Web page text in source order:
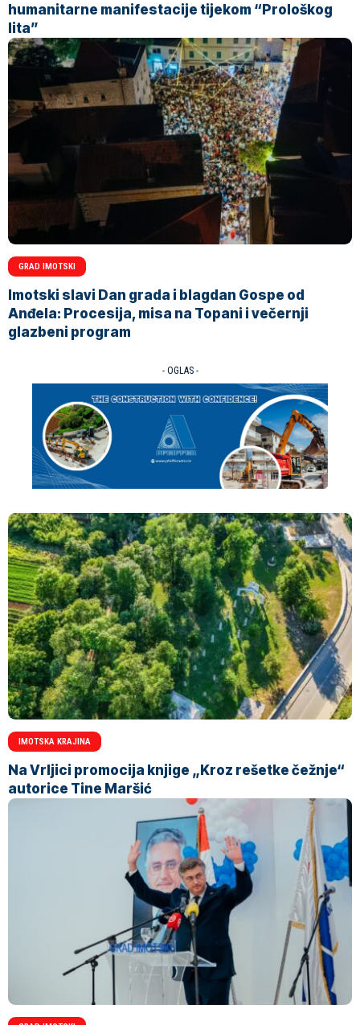
humanitarne manifestacije tijekom “Prološkog
lita”
GRAD IMOTSKI
Imotski slavi Dan grada i blagdan Gospe od
Anđela: Procesija, misa na Topani i večernji
glazbeni program
- OGLAS -
IMOTSKA KRAJINA
Na Vrljici promocija knjige „Kroz rešetke čežnje“
autorice Tine Maršić